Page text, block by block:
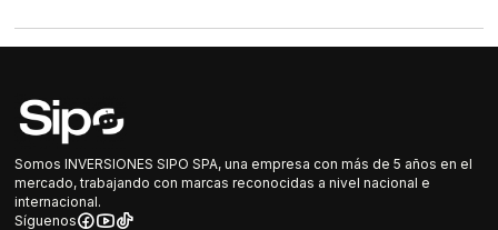
Somos INVERSIONES SIPO SPA, una empresa con más de 5 años en el
mercado, trabajando con marcas reconocidas a nivel nacional e
internacional.
Síguenos